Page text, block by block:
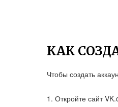
КАК
Чтобы создать
Откройте сайт